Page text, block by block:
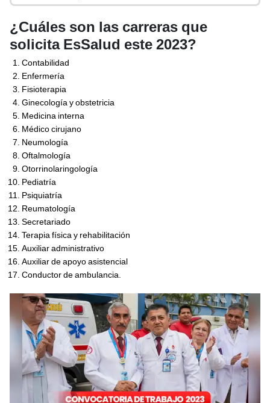
¿Cuáles son las carreras que
solicita EsSalud este 2023?
Contabilidad
Enfermería
Fisioterapia
Ginecología y obstetricia
Medicina interna
Médico cirujano
Neumología
Oftalmología
Otorrinolaringología
Pediatría
Psiquiatría
Reumatología
Secretariado
Terapia física y rehabilitación
Auxiliar administrativo
Auxiliar de apoyo asistencial
Conductor de ambulancia.